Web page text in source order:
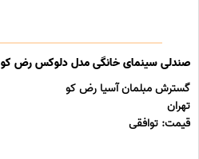
صندلی سینمای خانگی مدل دلوکس رض کو
گسترش مبلمان آسیا رض کو
تهران
قیمت: توافقی